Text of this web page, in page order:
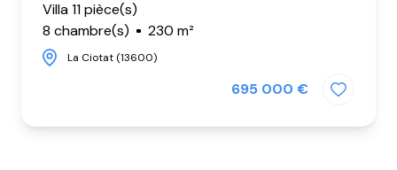
Villa 11 pièce(s)
8 chambre(s)
230 m²
La Ciotat (13600)
695 000 €